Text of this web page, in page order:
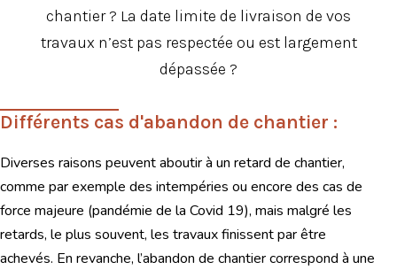
chantier ? La date limite de livraison de vos
travaux n’est pas respectée ou est largement
dépassée ?
Différents cas d'abandon de chantier :
Diverses raisons peuvent aboutir à un retard de chantier,
comme par exemple des intempéries ou encore des cas de
force majeure (pandémie de la Covid 19), mais malgré les
retards, le plus souvent, les travaux finissent par être
achevés. En revanche, l’abandon de chantier correspond à une